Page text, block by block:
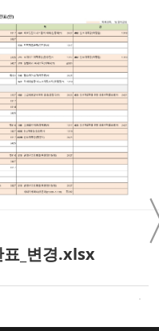
표_변경.xlsx
북5
북5